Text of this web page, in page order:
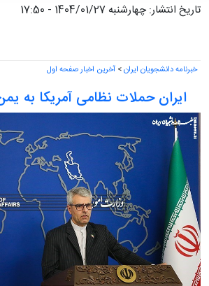
تاریخ انتشار: چهارشنبه 1404/01/27 - 17:50
خبرنامه دانشجویان ایران> آخرین اخبار صفحه اول
ایران حملات نظامی آمریکا به